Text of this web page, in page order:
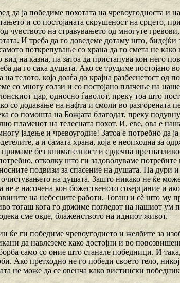
да ја победиме похотата на чревоугодноста
и со постојаната скрушеност на срцето,
чувството на стравувањето од многуте
И треба да го доведеме дотаму што,
поткрепување со храна да го смета не
на казна, па затоа да пристапува кон него
да го сака душата. Ако се трудиме постојано
телото, која доаѓа до крајна разбеснетост од
со многу солзи и со постојано плачење на
цар, односно ѓаволот, преку тоа што
со додавање на нафта и смоли во разгорената
со помошта на Божјата благодат, преку
пламенот на телесната похот. И, еве, ова е
јадење и чревоугодие! Затоа е потребно да
а и самата храна, која е неопходна за
без внимателност и срдечна
отколку што ги задоволуваме
подвизи за спасение на душата. Па дури
очистувањето на душата. Зашто никако не ќе
не е насочена кон божественото соѕерцание и
на небесните работи. Тогаш и сѐ што му
тогаш кога го држиме погледот на нашиот ум
сме овде, блаженството на идниот живот.
ќе ги победиме чревоугодието и желбите за
да навлеземе како достојни и во
само со оние што станале победници. И
Ако претходно не го победи своето тело,
не може да се овенча како вистински